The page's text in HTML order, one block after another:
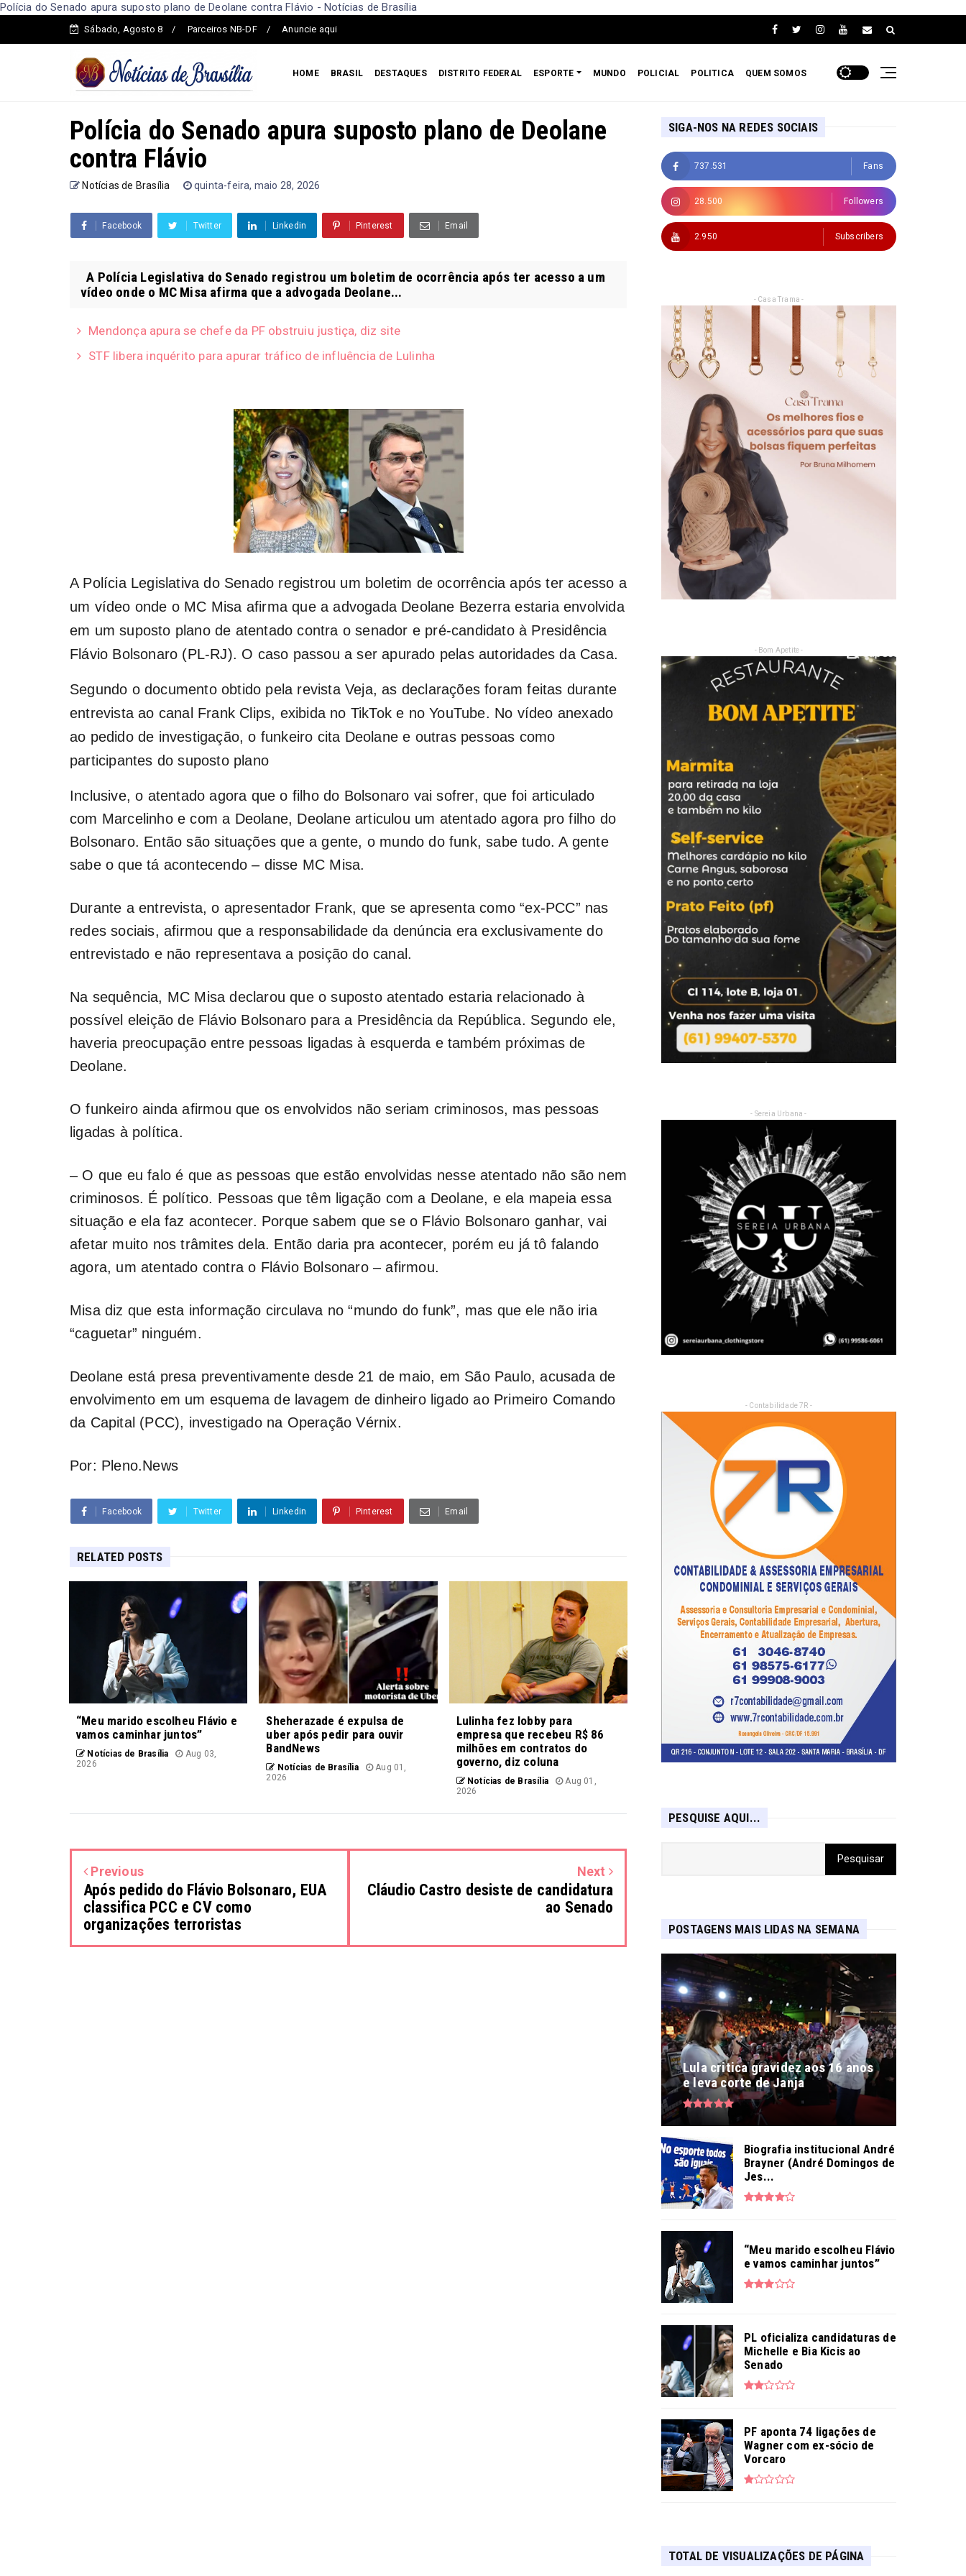
Polícia do Senado apura suposto plano de Deolane contra Flávio - Notícias de Brasília
Sábado, Agosto 8 Parceiros NB-DF Anuncie aqui
HOME BRASIL DESTAQUES DISTRITO FEDERAL ESPORTE MUNDO POLICIAL POLITICA QUEM SOMOS
Polícia do Senado apura suposto plano de Deolane
contra Flávio
Notícias de Brasília quinta-feira, maio 28, 2026
Facebook Twitter Linkedin Pinterest Email
A Polícia Legislativa do Senado registrou um boletim de ocorrência após ter acesso a um
vídeo onde o MC Misa afirma que a advogada Deolane...
Mendonça apura se chefe da PF obstruiu justiça, diz site
STF libera inquérito para apurar tráfico de influência de Lulinha
A Polícia Legislativa do Senado registrou um boletim de ocorrência após ter acesso a
um vídeo onde o MC Misa afirma que a advogada Deolane Bezerra estaria envolvida
em um suposto plano de atentado contra o senador e pré-candidato à Presidência
Flávio Bolsonaro (PL-RJ). O caso passou a ser apurado pelas autoridades da Casa.
Segundo o documento obtido pela revista Veja, as declarações foram feitas durante
entrevista ao canal Frank Clips, exibida no TikTok e no YouTube. No vídeo anexado
ao pedido de investigação, o funkeiro cita Deolane e outras pessoas como
participantes do suposto plano
Inclusive, o atentado agora que o filho do Bolsonaro vai sofrer, que foi articulado
com Marcelinho e com a Deolane, Deolane articulou um atentado agora pro filho do
Bolsonaro. Então são situações que a gente, o mundo do funk, sabe tudo. A gente
sabe o que tá acontecendo – disse MC Misa.
Durante a entrevista, o apresentador Frank, que se apresenta como “ex-PCC” nas
redes sociais, afirmou que a responsabilidade da denúncia era exclusivamente do
entrevistado e não representava a posição do canal.
Na sequência, MC Misa declarou que o suposto atentado estaria relacionado à
possível eleição de Flávio Bolsonaro para a Presidência da República. Segundo ele,
haveria preocupação entre pessoas ligadas à esquerda e também próximas de
Deolane.
O funkeiro ainda afirmou que os envolvidos não seriam criminosos, mas pessoas
ligadas à política.
– O que eu falo é que as pessoas que estão envolvidas nesse atentado não são nem
criminosos. É político. Pessoas que têm ligação com a Deolane, e ela mapeia essa
situação e ela faz acontecer. Porque sabem que se o Flávio Bolsonaro ganhar, vai
afetar muito nos trâmites dela. Então daria pra acontecer, porém eu já tô falando
agora, um atentado contra o Flávio Bolsonaro – afirmou.
Misa diz que esta informação circulava no “mundo do funk”, mas que ele não iria
“caguetar” ninguém.
Deolane está presa preventivamente desde 21 de maio, em São Paulo, acusada de
envolvimento em um esquema de lavagem de dinheiro ligado ao Primeiro Comando
da Capital (PCC), investigado na Operação Vérnix.
Por: Pleno.News
Facebook Twitter Linkedin Pinterest Email
RELATED POSTS
“Meu marido escolheu Flávio e
vamos caminhar juntos”
Notícias de Brasília
Aug 03,
2026
Sheherazade é expulsa de
uber após pedir para ouvir
BandNews
Notícias de Brasília
Aug 01,
2026
Lulinha fez lobby para
empresa que recebeu R$ 86
milhões em contratos do
governo, diz coluna
Notícias de Brasília
Aug 01,
2026
Previous
Após pedido do Flávio Bolsonaro, EUA
classifica PCC e CV como
organizações terroristas
Next
Cláudio Castro desiste de candidatura
ao Senado
SIGA-NOS NA REDES SOCIAIS
737.531 Fans
28.500 Followers
2.950 Subscribers
- Casa Trama -
- Bom Apetite -
- Sereia Urbana -
- Contabilidade 7R -
PESQUISE AQUI...
POSTAGENS MAIS LIDAS NA SEMANA
Lula critica gravidez aos 16 anos
e leva corte de Janja
Biografia institucional André
Brayner (André Domingos de
Jes...
“Meu marido escolheu Flávio
e vamos caminhar juntos”
PL oficializa candidaturas de
Michelle e Bia Kicis ao
Senado
PF aponta 74 ligações de
Wagner com ex-sócio de
Vorcaro
TOTAL DE VISUALIZAÇÕES DE PÁGINA